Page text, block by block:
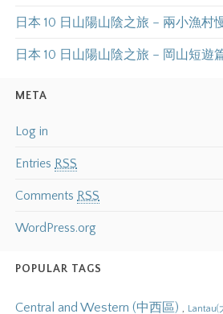
日本 10 日山陽山陰之旅 – 兩小漁村
日本 10 日山陽山陰之旅 – 岡山短遊
META
Log in
Entries RSS
Comments RSS
WordPress.org
POPULAR TAGS
Central and Western (中西區) , Lantau(